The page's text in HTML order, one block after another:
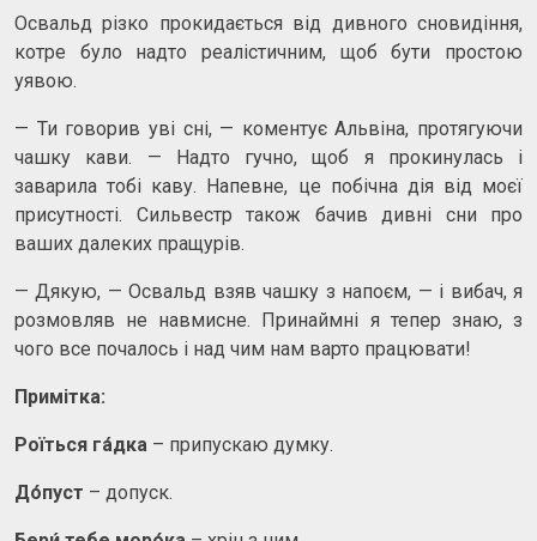
Освальд різко прокидається від дивного сновидіння,
котре було надто реалістичним, щоб бути простою
уявою.
— Ти говорив уві сні, — коментує Альвіна, протягуючи
чашку кави. — Надто гучно, щоб я прокинулась і
заварила тобі каву. Напевне, це побічна дія від моєї
присутності. Сильвестр також бачив дивні сни про
ваших далеких пращурів.
— Дякую, — Освальд взяв чашку з напоєм, — і вибач, я
розмовляв не навмисне. Принаймні я тепер знаю, з
чого все почалось і над чим нам варто працювати!
Примітка:
Роїться гáдка – припускаю думку.
Дóпуст – допуск.